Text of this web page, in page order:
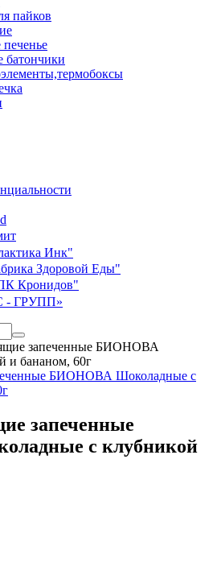
пайков
батончики
Инк"
Здоровой Еды"
Кронидов"
- ГРУПП»
запеченные БИОНОВА
и бананом, 60г
запеченные
с клубникой